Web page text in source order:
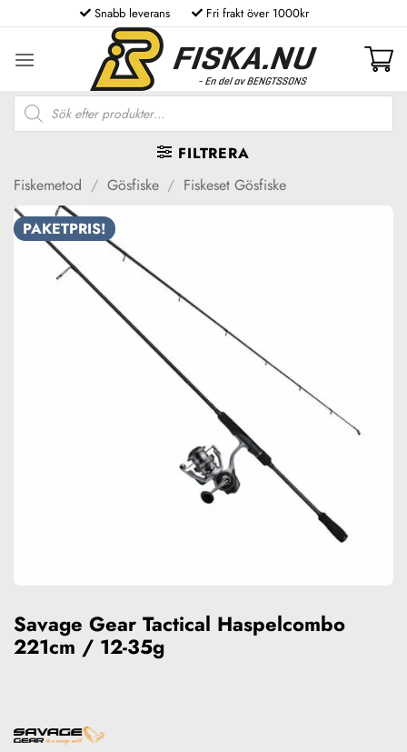
to
content
Snabb leverans Fri frakt över 1000kr
Produktsökning
FILTRERA
Fiskemetod / Gösfiske / Fiskeset Gösfiske
PAKETPRIS!
Savage Gear Tactical Haspelcombo
221cm / 12-35g